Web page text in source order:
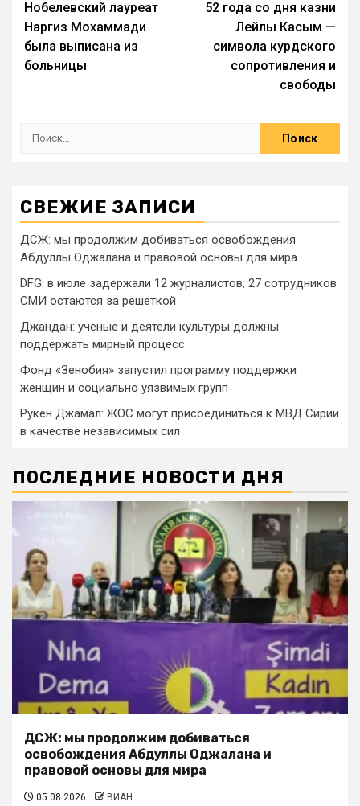
Нобелевский лауреат
Наргиз Мохаммади
была выписана из
больницы
52 года со дня казни
Лейлы Касым —
символа курдского
сопротивления и
свободы
СВЕЖИЕ ЗАПИСИ
ДСЖ: мы продолжим добиваться освобождения
Абдуллы Оджалана и правовой основы для мира
DFG: в июле задержали 12 журналистов, 27 сотрудников
СМИ остаются за решеткой
Джандан: ученые и деятели культуры должны
поддержать мирный процесс
Фонд «Зенобия» запустил программу поддержки
женщин и социально уязвимых групп
Рукен Джамал: ЖОС могут присоединиться к МВД Сирии
в качестве независимых сил
ПОСЛЕДНИЕ НОВОСТИ ДНЯ
ДСЖ: мы продолжим добиваться
освобождения Абдуллы Оджалана и
правовой основы для мира
05.08.2026 ВИАН